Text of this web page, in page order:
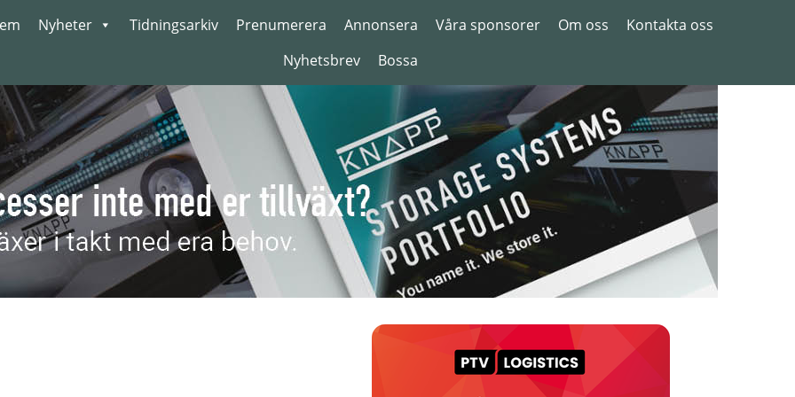
Nyheter Tidningsarkiv Prenumerera Annonsera Våra sponsorer Om oss
Kontakta oss
Nyhetsbrev
Bossa